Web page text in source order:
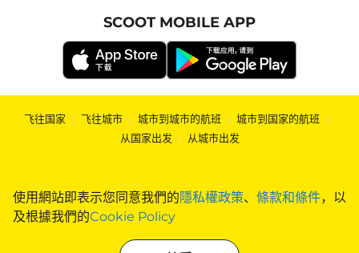
使用網站即表示您同意我們的隱私權政策、 條款和條件，以
及根據我們的Cookie Policy
SCOOT MOBILE APP
飞往国家 | 飞往城市 | 城市到城市的航班 | 城市到国家的航班 |
从国家出发 | 从城市出发